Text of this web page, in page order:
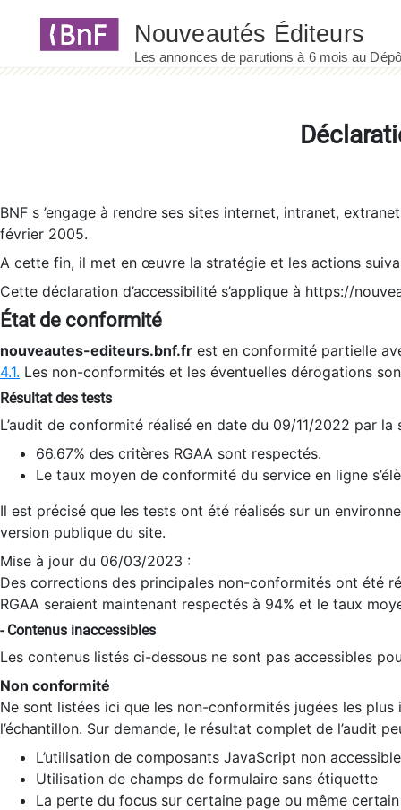
BNF s ’engage à rendre ses sites internet, intranet,
février 2005.
A cette fin, il met en œuvre la stratégie et les actions
Cette déclaration d’accessibilité s’applique à https://
État de conformité
nouveautes-editeurs.bnf.fr est en conformité partielle
4.1. Les non-conformités et les éventuelles dérogations
Résultat des tests
L’audit de conformité réalisé en date du 09/11/2022 par
66.67% des critères RGAA sont respectés.
Le taux moyen de conformité du service en ligne
Il est précisé que les tests ont été réalisés sur un
version publique du site.
Mise à jour du 06/03/2023 :
Des corrections des principales non-conformités ont été
RGAA seraient maintenant respectés à 94% et le taux
- Contenus inaccessibles
Les contenus listés ci-dessous ne sont pas accessibles
Non conformité
Ne sont listées ici que les non-conformités jugées les
l’échantillon. Sur demande, le résultat complet de l’audit
L’utilisation de composants JavaScript non
Utilisation de champs de formulaire sans étiquette
La perte du focus sur certaine page ou même